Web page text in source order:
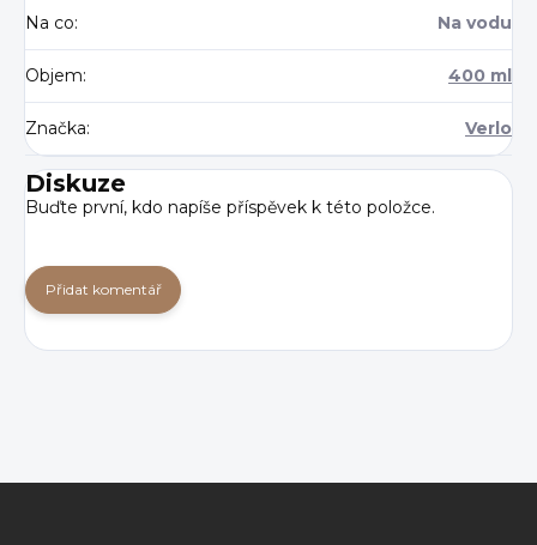
Na co: Na vodu
Objem: 400 ml
Značka: Verlo
Diskuze
Buďte první, kdo napíše příspěvek k této položce.
Přidat komentář